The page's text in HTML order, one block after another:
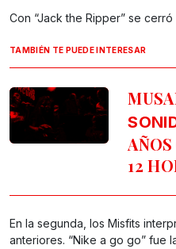
Con “Jack the Ripper” se
TAMBIÉN TE PUEDE INTERESAR
12
En la segunda, los Misfits
anteriores. “Nike a go go” fue